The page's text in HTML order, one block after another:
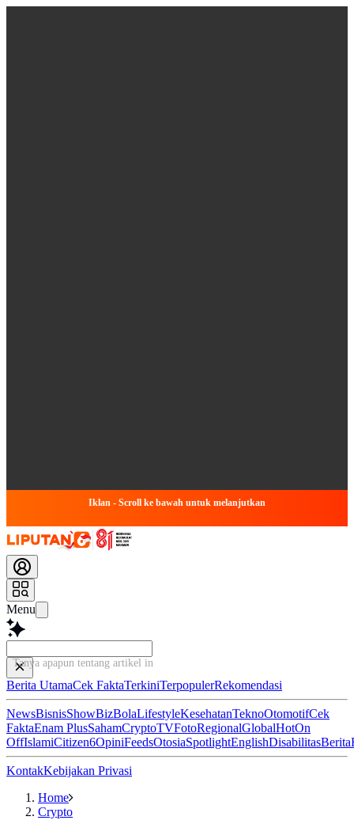
Iklan - Scroll ke bawah untuk melanjutkan
Menu
Tanya apapun tentang artikel ini...
Berita UtamaCek FaktaTerkiniTerpopulerRekomendasi
NewsBisnisShowBizBolaLifestyleKesehatanTeknoOtomotifCek
FaktaEnam PlusSahamCryptoTVFotoRegionalGlobalHotOn
OffIslamiCitizen6OpiniFeedsOtosiaSpotlightEnglishDisabilitasBerita
KontakKebijakan Privasi
Home
Crypto